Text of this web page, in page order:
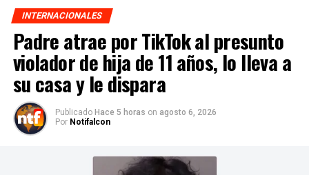
INTERNACIONALES
Padre atrae por TikTok al presunto
violador de hija de 11 años, lo lleva a
su casa y le dispara
Publicado Hace 5 horas on agosto 6, 2026
Por Notifalcon